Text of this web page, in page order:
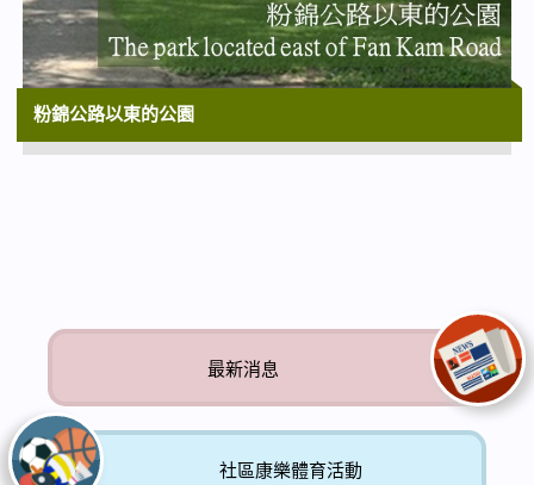
粉錦公路以東的公園
最新消息
社區康樂體育活動